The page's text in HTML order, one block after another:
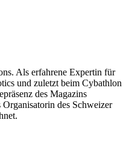
Als erfahrene Expertin für
und zuletzt beim Cybathlon
des Magazins
des Schweizer